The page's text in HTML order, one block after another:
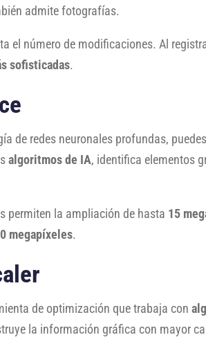
admite fotografías.
el número de modificaciones. Al
sofisticadas.
de redes neuronales profundas,
algoritmos de IA, identifica elementos
permiten la ampliación de hasta 15
megapíxeles.
de optimización que trabaja con
la información gráfica con mayor